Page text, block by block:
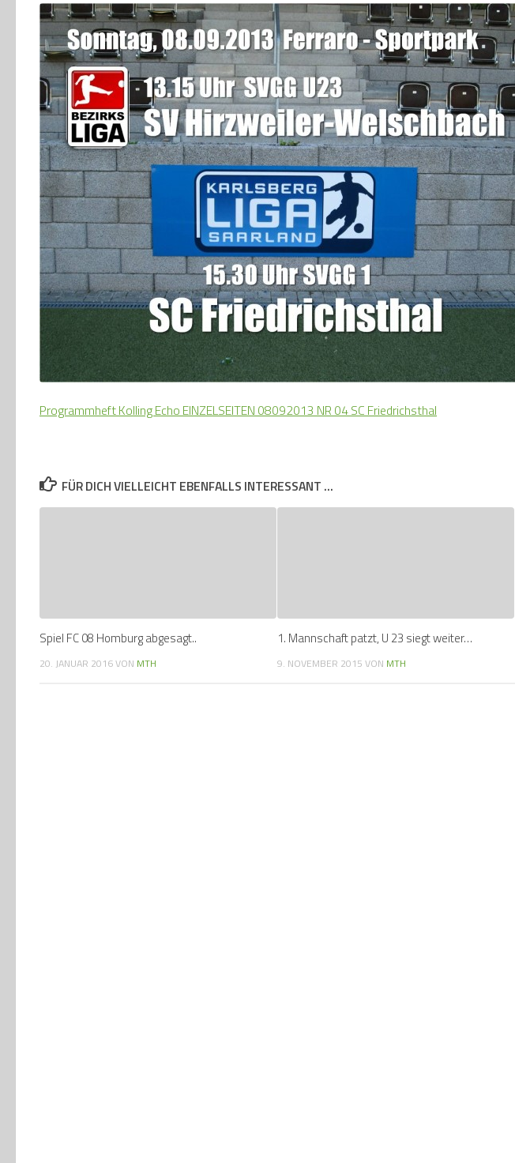
Programmheft Kolling Echo EINZELSEITEN 08092013 NR 04 SC Friedrichsthal
FÜR DICH VIELLEICHT EBENFALLS INTERESSANT …
Spiel FC 08 Homburg abgesagt..
20. JANUAR 2016VON MTH
1. Mannschaft patzt, U 23 siegt weiter…
9. NOVEMBER 2015 VON MTH